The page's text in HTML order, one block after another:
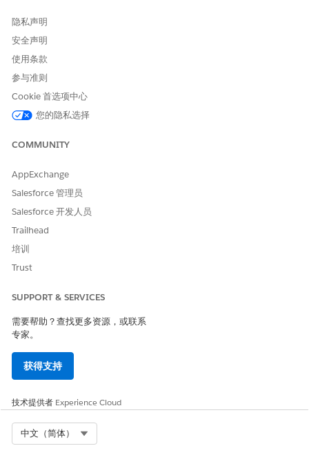
启用按查找规则汇总（受管软件包）
为客户和小组级汇总启用 RBL 规则。
使用数据处理引擎（受管软件包）更快地执行按查找汇总计算
切换到增强的按查找汇总 (RBL) 框架，并使用 CRM Analytics
的卓越处理能力来更快地计算 RBL 规则。RBL 框架允许您将现
有 RBL 规则转换为数据处理引擎定义。这些高性能定义大大缩
短了聚合财务信息的处理时间。通过数据处理引擎，您在定义或
据源，定义联接和附加，并将公式添加到规则。
隐私声明
安全声明
使用条款
参与准则
Cookie 首选项中心
您的隐私选择
COMMUNITY
AppExchange
Salesforce 管理员
Salesforce 开发人员
Trailhead
培训
Trust
SUPPORT & SERVICES
需要帮助？查找更多资源，或联系
专家。
获得支持
技术提供者 Experience Cloud
中文（简体）